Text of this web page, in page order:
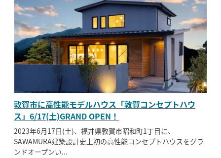
敦賀市に高性能モデルハウス「敦賀コンセプトハウ
ス」6/17(土)GRAND OPEN！
2023年6月17日(土)、福井県敦賀市昭和町1丁目に、
SAWAMURA建築設計史上初の高性能コンセプトハウスをグラ
ンドオープンい...